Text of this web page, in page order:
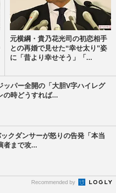
元横綱・貴乃花光司の初恋相手
との再婚で見せた“幸せ太り”姿
に「昔より幸せそう」「...
ッパー全開の「大胆V字ハイレグ
の時どうすれば...
クダンサーが怒りの告発「本当
者まで攻...
Recommended by